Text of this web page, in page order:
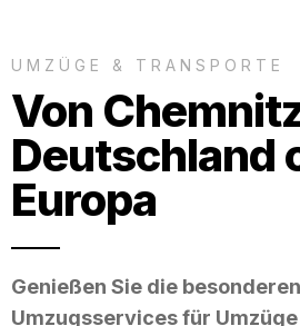
UMZÜGE & TRANSPORTE
Von
Deutschland
Europa
Genießen Sie die
Umzugsservices für